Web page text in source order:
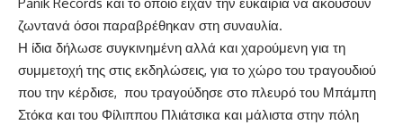
Panik Records και το οποίο είχαν την ευκαιρία να ακούσουν
ζωντανά όσοι παραβρέθηκαν στη συναυλία.
Η ίδια δήλωσε συγκινημένη αλλά και χαρούμενη για τη
συμμετοχή της στις εκδηλώσεις, για το χώρο του τραγουδιού
που την κέρδισε, που τραγούδησε στο πλευρό του Μπάμπη
Στόκα και του Φίλιππου Πλιάτσικα και μάλιστα στην πόλη